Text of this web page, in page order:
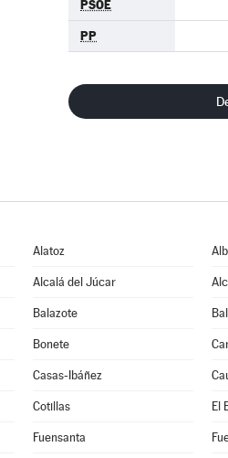
PSOE
PP
Alatoz
Alcalá del Júcar
Balazote
Bonete
Casas-Ibáñez
Cotillas El
Fuensanta